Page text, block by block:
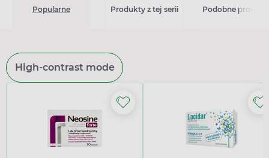
Popularne Produkty z tej serii Podobne
High-contrast mode